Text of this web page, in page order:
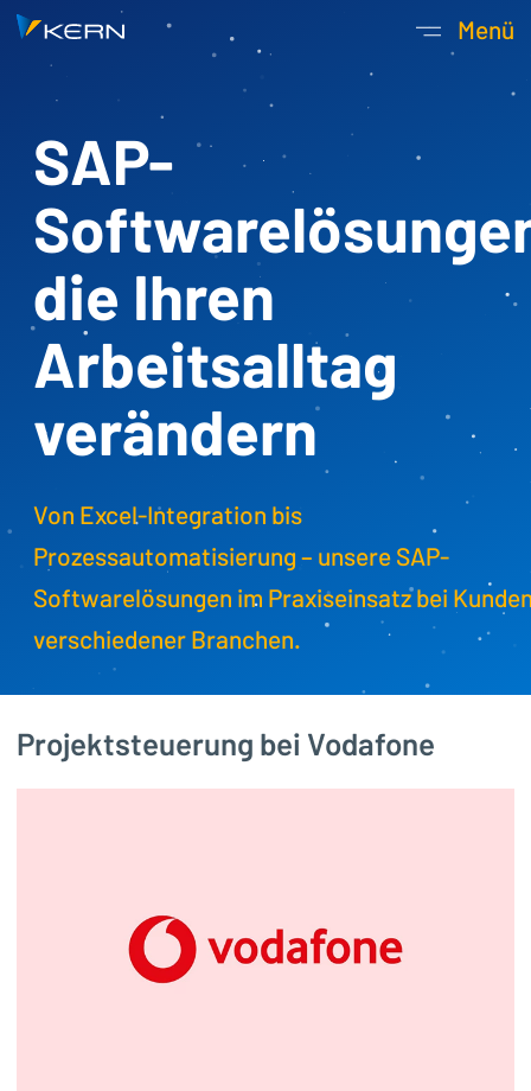
Kern AG Startseite Menü
SAP-
die Ihren
Arbeitsalltag
verändern
Von Excel-Integration bis
Prozessautomatisierung – unsere SAP-
Softwarelösungen im Praxiseinsatz bei
verschiedener Branchen.
Projektsteuerung bei Vodafone